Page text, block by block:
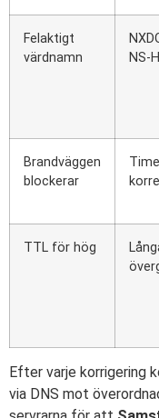
Felaktigt
värdnamn
NS-
Brandväggen
blockerar
TTL för hög
Efter varje korrigering
via DNS mot